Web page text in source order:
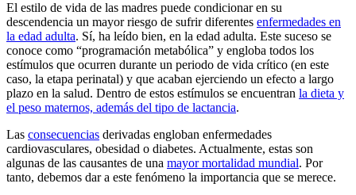
El estilo de vida de las madres puede condicionar en su
descendencia un mayor riesgo de sufrir diferentes enfermedades en
la edad adulta. Sí, ha leído bien, en la edad adulta. Este suceso se
conoce como “programación metabólica” y engloba todos los
estímulos que ocurren durante un periodo de vida crítico (en este
caso, la etapa perinatal) y que acaban ejerciendo un efecto a largo
plazo en la salud. Dentro de estos estímulos se encuentran la dieta y
el peso maternos, además del tipo de lactancia.
Las consecuencias derivadas engloban enfermedades
cardiovasculares, obesidad o diabetes. Actualmente, estas son
algunas de las causantes de una mayor mortalidad mundial. Por
tanto, debemos dar a este fenómeno la importancia que se merece.